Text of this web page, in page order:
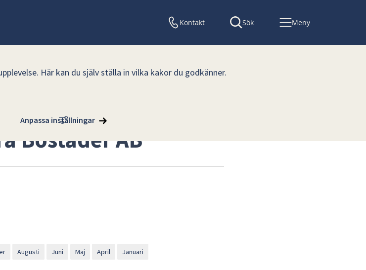
Här kan du själv ställa in vilka kakor du godkänner.
Anpassa inställningar
Kontakt Sök Meny
Bostäder AB
Augusti Juni Maj April Januari